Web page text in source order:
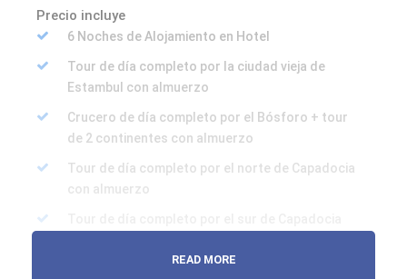
Precio incluye
6 Noches de Alojamiento en Hotel
Tour de día completo por la ciudad vieja de
Estambul con almuerzo
Crucero de día completo por el Bósforo + tour
de 2 continentes con almuerzo
Tour de día completo por el norte de Capadocia
con almuerzo
READ MORE